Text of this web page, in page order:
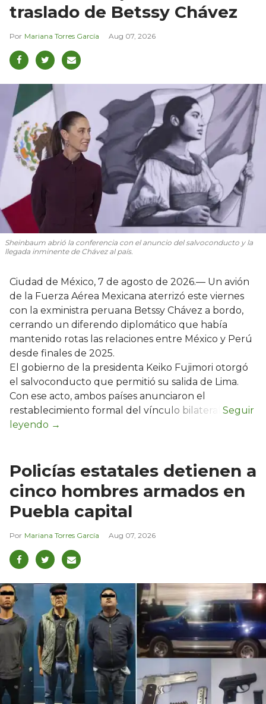
traslado de Betssy Chávez
Mariana Torres García Aug 07, 2026
Sheinbaum abrió la conferencia con el anuncio del salvoconducto y la
llegada inminente de Chávez al país.
Ciudad de México, 7 de agosto de 2026.— Un avión
de la Fuerza Aérea Mexicana aterrizó este viernes
con la exministra peruana Betssy Chávez a bordo,
cerrando un diferendo diplomático que había
mantenido rotas las relaciones entre México y Perú
desde finales de 2025.
El gobierno de la presidenta Keiko Fujimori otorgó
el salvoconducto que permitió su salida de Lima.
Con ese acto, ambos países anunciaron el
restablecimiento formal del vínculo bilateral.
Policías estatales detienen a
cinco hombres armados en
Puebla capital
Mariana Torres García Aug 07, 2026